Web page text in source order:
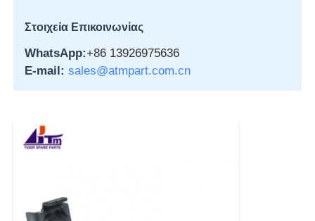
Στοιχεία Επικοινωνίας
WhatsApp:+86 13926975636
E-mail: sales@atmpart.com.cn